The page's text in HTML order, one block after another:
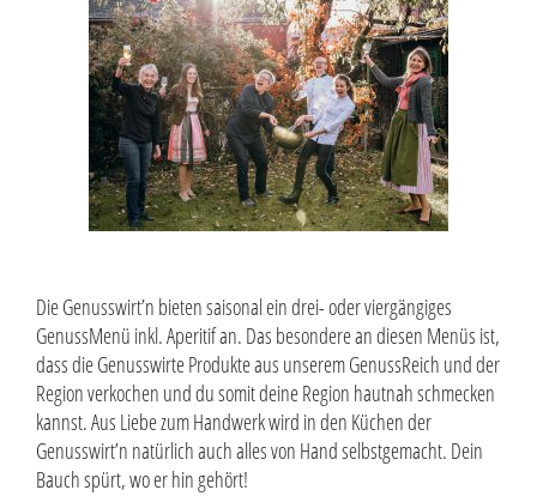
Die Genusswirt’n bieten saisonal ein drei- oder viergängiges
Genuss­Menü inkl. Aperitif an. Das besondere an diesen Menüs ist,
dass die Genusswirte Produkte aus unserem Genuss­Reich und der
Region verkochen und du somit deine Region hautnah schmecken
kannst. Aus Liebe zum Handwerk wird in den Küchen der
Genusswirt’n natürlich auch alles von Hand selbstgemacht. Dein
Bauch spürt, wo er hin gehört!